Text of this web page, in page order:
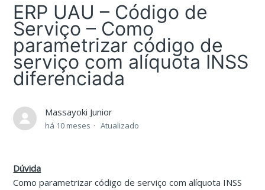
ERP UAU – Código de
Serviço – Como
parametrizar código de
serviço com alíquota INSS
diferenciada
Massayoki Junior
há 10 meses Atualizado
Dúvida
Como parametrizar código de serviço com alíquota INSS